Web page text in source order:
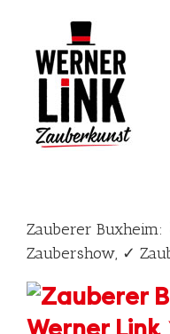
content
Zauberer
Zaubershow, ✓